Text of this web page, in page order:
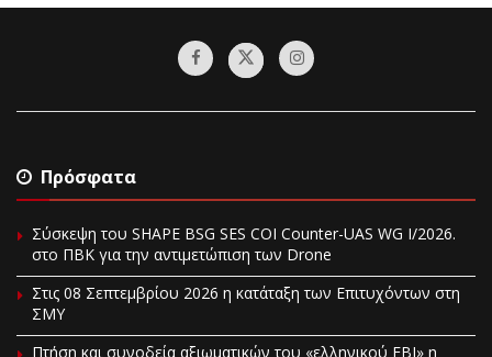
Πρόσφατα
Σύσκεψη του SHAPE BSG SES COI Counter-UAS WG I/2026.
στο ΠΒΚ για την αντιμετώπιση των Drone
Στις 08 Σεπτεμβρίου 2026 η κατάταξη των Επιτυχόντων στη
ΣΜΥ
Πτήση και συνοδεία αξιωματικών του «ελληνικού FBI» η